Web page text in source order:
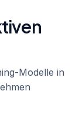
Modelle in